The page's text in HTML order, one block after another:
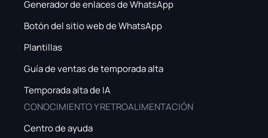
Generador de enlaces de WhatsApp
Botón del sitio web de WhatsApp
Plantillas
Guía de ventas de temporada alta
Temporada alta de IA
CONOCIMIENTO Y RETROALIMENTACIÓN
Centro de ayuda